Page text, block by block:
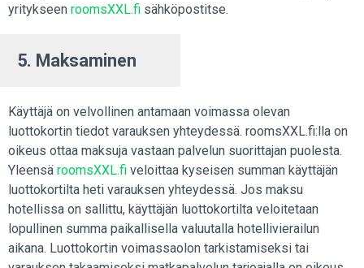
yritykseen roomsXXL.fi sähköpostitse.
5. Maksaminen
Käyttäjä on velvollinen antamaan voimassa olevan
luottokortin tiedot varauksen yhteydessä. roomsXXL.fi:lla on
oikeus ottaa maksuja vastaan palvelun suorittajan puolesta.
Yleensä roomsXXL.fi veloittaa kyseisen summan käyttäjän
luottokortilta heti varauksen yhteydessä. Jos maksu
hotellissa on sallittu, käyttäjän luottokortilta veloitetaan
lopullinen summa paikallisella valuutalla hotellivierailun
aikana. Luottokortin voimassaolon tarkistamiseksi tai